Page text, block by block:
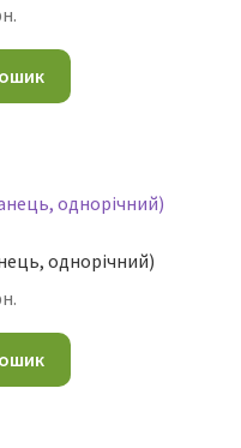
однорічний)